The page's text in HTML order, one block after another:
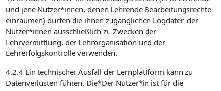
und jene Nutzer*innen, denen Lehrende Bearbeitungsrechte
einräumen) dürfen die ihnen zugänglichen Logdaten der
Nutzer*innen ausschließlich zu Zwecken der
Lehrvermittlung, der Lehrorganisation und der
Lehrerfolgskontrolle verwenden.
4.2.4 Ein technischer Ausfall der Lernplattform kann zu
Datenverlusten führen. Die*Der Nutzer*in ist für die